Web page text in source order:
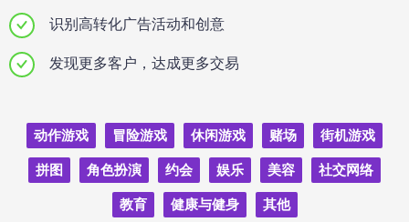
识别高转化广告活动和创意
发现更多客户，达成更多交易
动作游戏 冒险游戏 休闲游戏 赌场
街机游戏
拼图
角色扮演 约会 娱乐 美容
社交网络
教育
健康与健身 其他